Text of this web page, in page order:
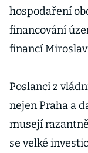
hospodaření
financování
financí
Poslanci z
nejen Praha a
musejí
se velké